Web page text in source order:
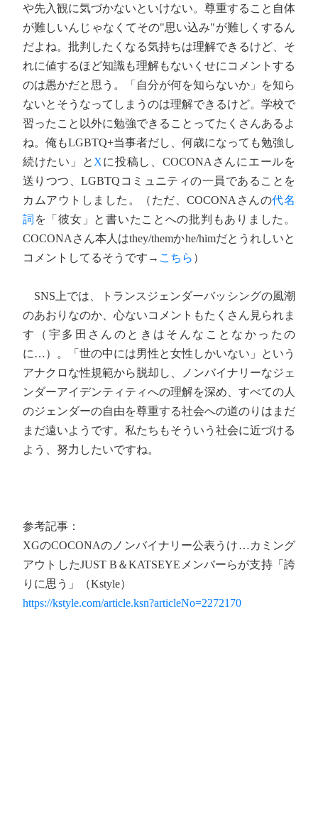
や先入観に気づかないといけない。尊重すること自体
が難しいんじゃなくてその"思い込み"が難しくするん
だよね。批判したくなる気持ちは理解できるけど、そ
れに値するほど知識も理解もないくせにコメントする
のは愚かだと思う。「自分が何を知らないか」を知ら
ないとそうなってしまうのは理解できるけど。学校で
習ったこと以外に勉強できることってたくさんあるよ
ね。俺もLGBTQ+当事者だし、何歳になっても勉強し
続けたい」と Xに投稿し、COCONAさんにエールを
送りつつ、LGBTQコミュニティの一員であることを
カムアウトしました。（ただ、COCONAさんの代名
詞 を「彼女」と書いたことへの批判もありました。
COCONAさん本人はthey/themかhe/himだとうれしいと
コメントしてるそうです→ こちら ）
SNS上では、トランスジェンダーバッシングの風潮
のあおりなのか、心ないコメントもたくさん見られま
す（宇多田さんのときはそんなことなかったの
に…）。「世の中には男性と女性しかいない」という
アナクロな性規範から脱却し、ノンバイナリーなジェ
ンダーアイデンティティへの理解を深め、すべての人
のジェンダーの自由を尊重する社会への道のりはまだ
まだ遠いようです。私たちもそういう社会に近づける
よう、努力したいですね。
参考記事：
XGのCOCONAのノンバイナリー公表うけ…カミング
アウトしたJUST B＆KATSEYEメンバーらが支持「誇
りに思う」（Kstyle）
https://kstyle.com/article.ksn?articleNo=2272170